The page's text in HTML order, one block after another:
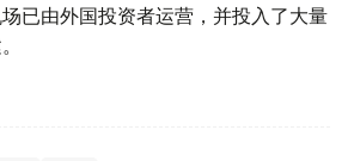
已由外国投资者运营，并投入了大量